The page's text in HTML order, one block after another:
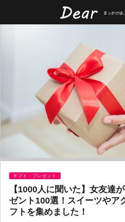
ギフト・プレゼント
【1000人に聞いた】女友達
ゼント100選！スイーツやア
フトを集めました！